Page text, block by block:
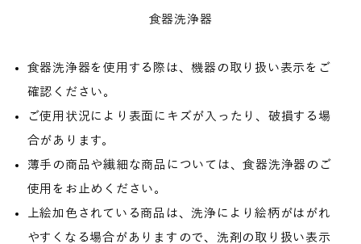
食器洗浄器
食器洗浄器を使用する際は、機器の取り扱い表示をご
確認ください。
ご使用状況により表面にキズが入ったり、破損する場
合があります。
薄手の商品や繊細な商品については、食器洗浄器のご
使用をお止めください。
上絵加色されている商品は、洗浄により絵柄がはがれ
やすくなる場合がありますので、洗剤の取り扱い表示